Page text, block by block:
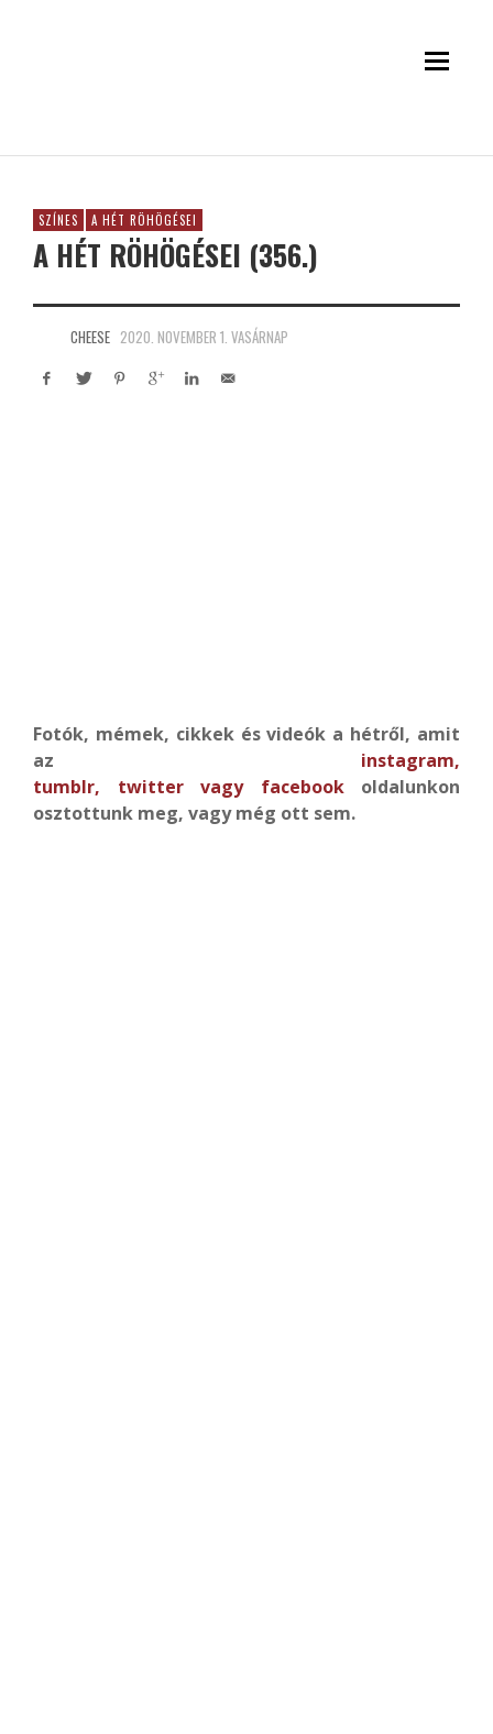
SZÍNES A HÉT RÖHÖGÉSEI
A HÉT RÖHÖGÉSEI (356.)
CHEESE 2020. NOVEMBER 1. VASÁRNAP
Fotók, mémek, cikkek és videók a hétről, amit
az instagram,
tumblr, twittervagy facebookoldalunkon
osztottunk meg, vagy még ott sem.